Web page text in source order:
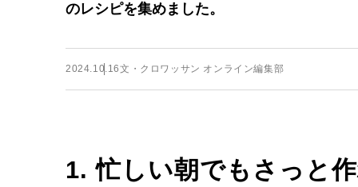
のレシピを集めました。
2024.10.16文・クロワッサン オンライン編集部
1. 忙しい朝でもさっと